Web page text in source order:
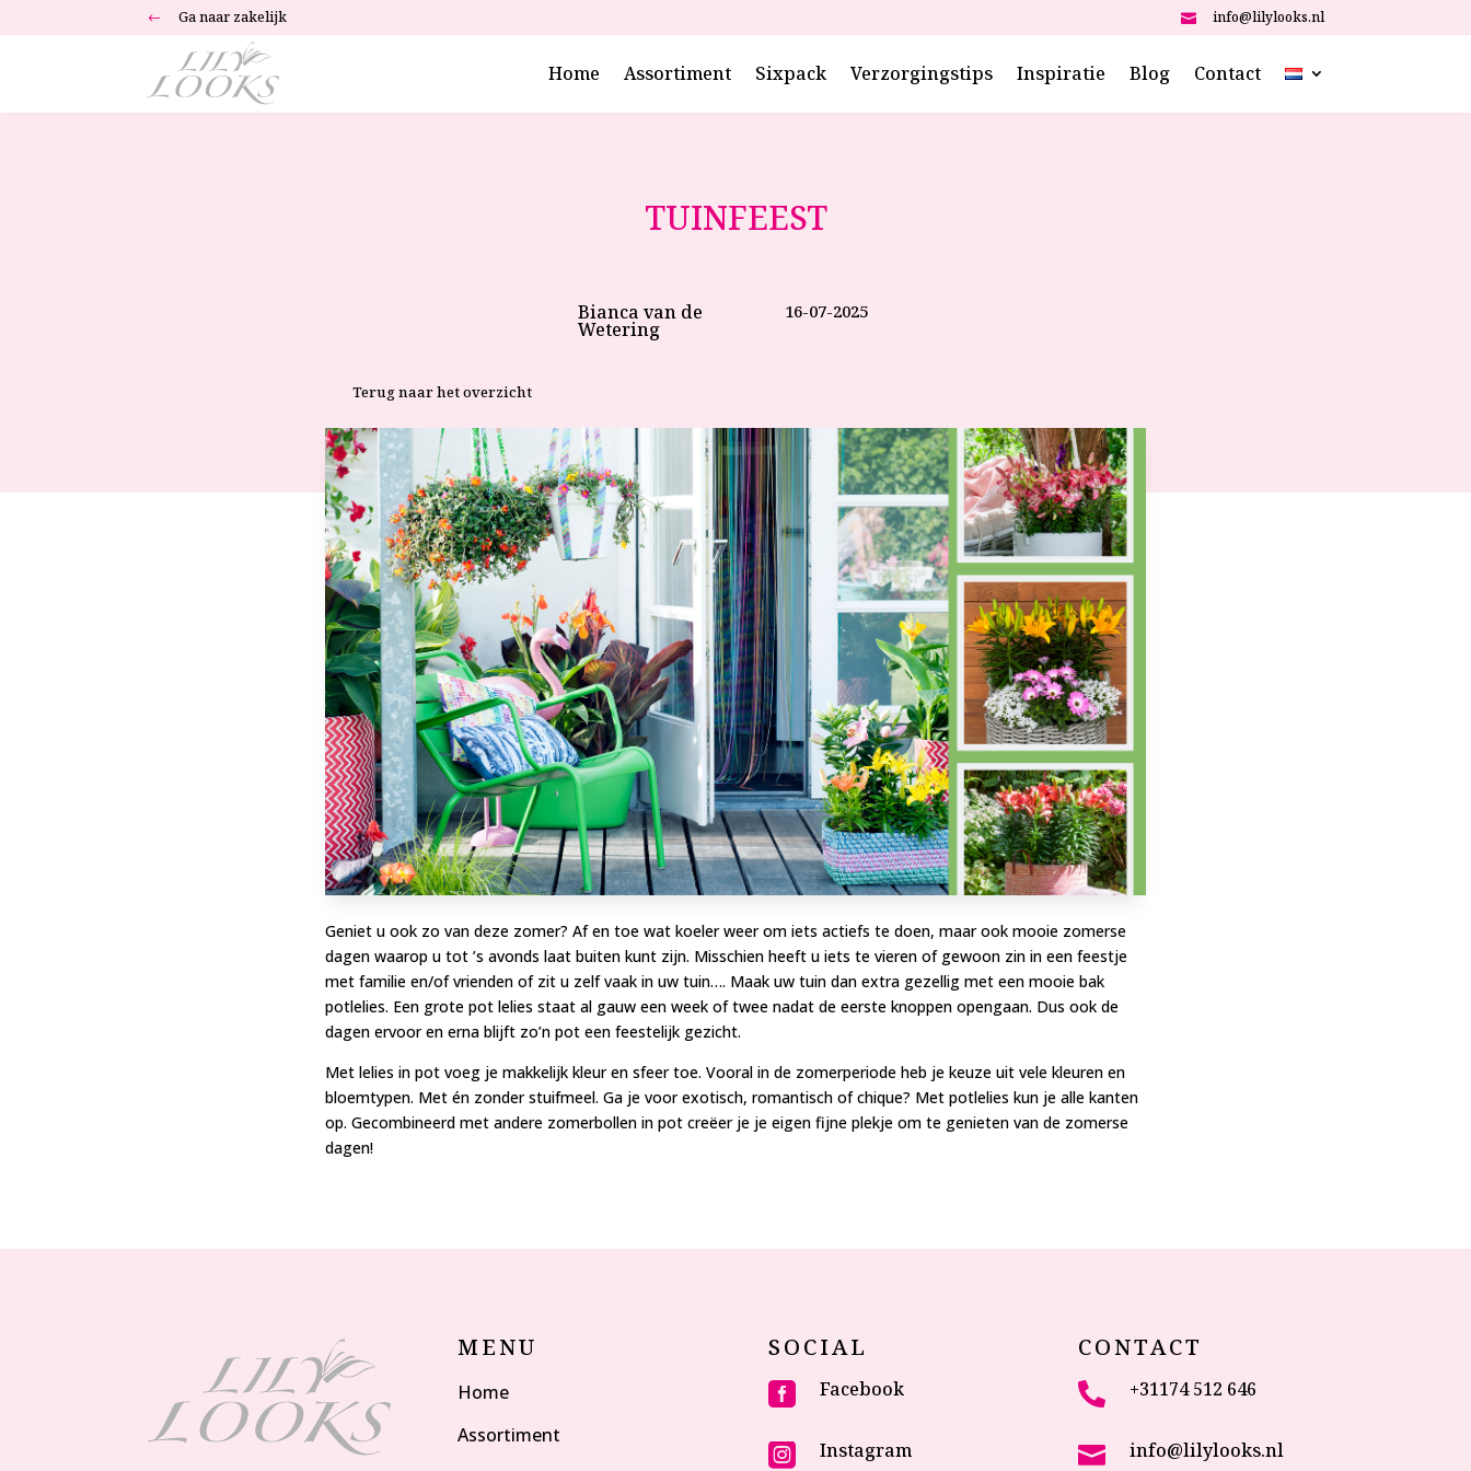
# Ga naar zakelijk  info@lilylooks.nl
Home Assortiment Sixpack Verzorgingstips Inspiratie Blog Contact
TUINFEEST
Bianca van de
Wetering
16-07-2025
Terug naar het overzicht
Geniet u ook zo van deze zomer? Af en toe wat koeler weer om iets actiefs te doen, maar ook mooie zomerse
dagen waarop u tot ’s avonds laat buiten kunt zijn. Misschien heeft u iets te vieren of gewoon zin in een feestje
met familie en/of vrienden of zit u zelf vaak in uw tuin…. Maak uw tuin dan extra gezellig met een mooie bak
potlelies. Een grote pot lelies staat al gauw een week of twee nadat de eerste knoppen opengaan. Dus ook de
dagen ervoor en erna blijft zo’n pot een feestelijk gezicht.
Met lelies in pot voeg je makkelijk kleur en sfeer toe. Vooral in de zomerperiode heb je keuze uit vele kleuren en
bloemtypen. Met én zonder stuifmeel. Ga je voor exotisch, romantisch of chique? Met potlelies kun je alle kanten
op. Gecombineerd met andere zomerbollen in pot creëer je je eigen fijne plekje om te genieten van de zomerse
dagen!
MENU
Home
Assortiment
SOCIAL
 Facebook
 Instagram
CONTACT
 +31174 512 646
 info@lilylooks.nl